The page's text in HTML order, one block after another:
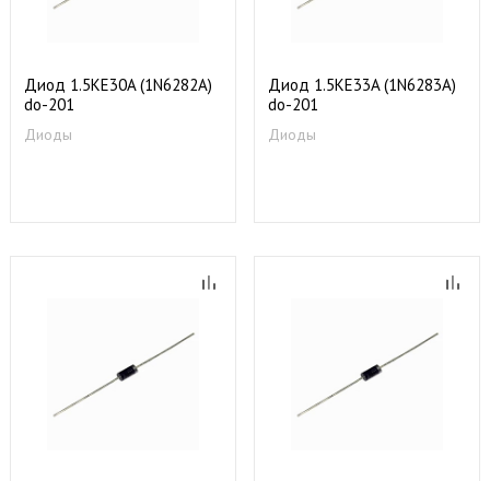
Диод 1.5KE30A (1N6282A)
do-201
Диоды
Диод 1.5KE33A (1N6283A)
do-201
Диоды